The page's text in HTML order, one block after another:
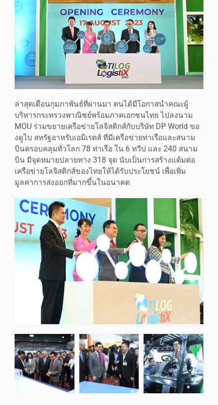
ล่าสุดเดือนกุมภาพันธ์ที่ผ่านมา ตนได้มีโอกาสนำคณะผู้
บริหารกระทรวงพาณิชย์พร้อมภาคเอกชนไทย ไปลงนาม
MOU ร่วมขยายเครือข่ายโลจิสติกส์กับบริษัท DP World ขอ
งดูไบ สหรัฐอาหรับเอมิเรตส์ ที่มีเครือข่ายท่าเรือและสนาม
บินครอบคลุมทั่วโลก 78 ท่าเรือ ใน 6 ทวีป และ 240 สนาม
บิน มีจุดหมายปลายทาง 318 จุด นับเป็นการสร้างแต้มต่อ
เครือข่ายโลจิสติกส์ของไทยให้ได้รับประโยชน์ เพื่อเพิ่ม
มูลค่าการส่งออกที่มากขึ้นในอนาคต